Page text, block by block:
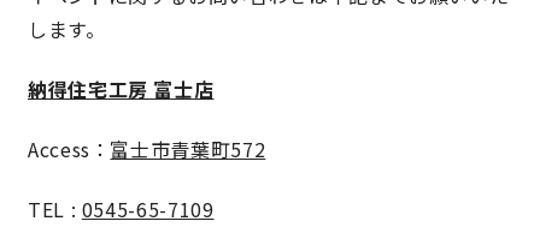
します。
納得住宅工房 富士店
Access： 富士市青葉町572
TEL : 0545-65-7109